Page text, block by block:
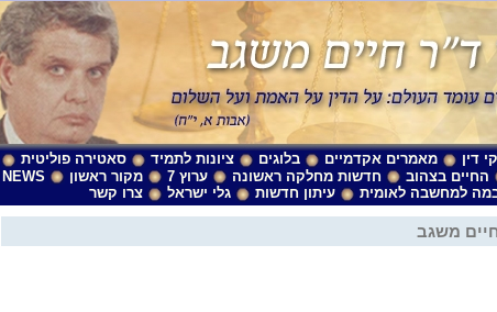
דין מאמרים אקדמיים בלוגים ציונות לתמיד
סאטירה פוליטית
החיים בצהוב חדשות מחלקה ראשונה ערוץ 7 מקור ראשון
NEWS
למחשבה לאומית עיתון חדשות גלי ישראל צרו קשר
משגב